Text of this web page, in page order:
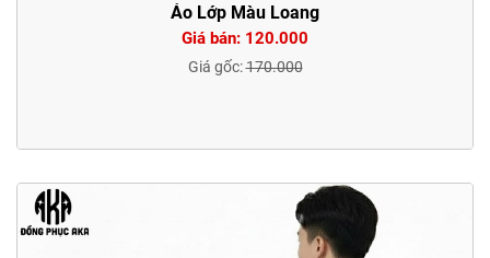
Áo Lớp Màu Loang
Giá bán: 120.000
Giá gốc:170.000